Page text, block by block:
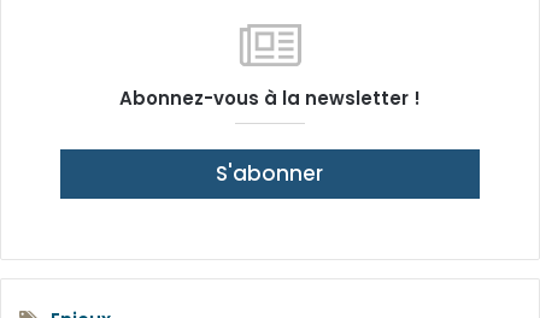
Abonnez-vous à la newsletter !
S'abonner